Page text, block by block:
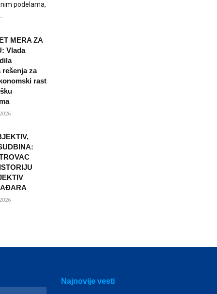
podelama,
MERA ZA
Vlada
za
rast
Najnovije vesti